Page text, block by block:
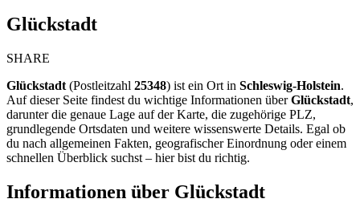
Glückstadt
SHARE
Glückstadt (Postleitzahl 25348) ist ein Ort in Schleswig-Holstein.
Auf dieser Seite findest du wichtige Informationen überGlückstadt,
darunter die genaue Lage auf der Karte, die zugehörige PLZ,
grundlegende Ortsdaten und weitere wissenswerte Details. Egal ob
du nach allgemeinen Fakten, geografischer Einordnung oder einem
schnellen Überblick suchst – hier bist du richtig.
Informationen über Glückstadt